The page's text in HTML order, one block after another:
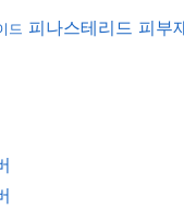
드 피나스테리드 피부